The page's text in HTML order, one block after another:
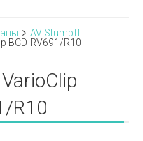
AV Stumpfl
BCD-RV691/R10
R10